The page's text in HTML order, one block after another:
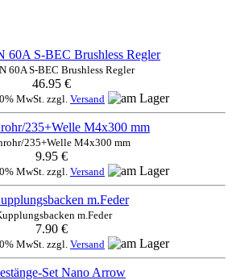
60A S-BEC Brushless Regler
46.95 €
MwSt. zzgl. Versand
235+Welle M4x300 mm
9.95 €
MwSt. zzgl. Versand
m.Feder
7.90 €
MwSt. zzgl. Versand